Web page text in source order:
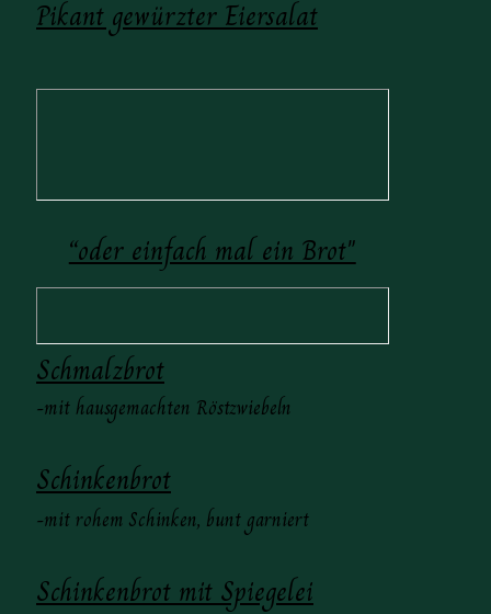
Pikant gewürzter Eiersalat
“oder einfach mal ein Brot"
Schmalzbrot
-mit hausgemachten Röstzwiebeln
Schinkenbrot
-mit rohem Schinken, bunt garniert
Schinkenbrot mit Spiegelei